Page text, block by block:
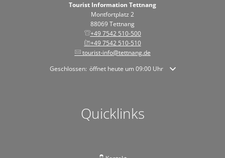
Tourist Information Tettnang
Montfortplatz 2
88069 Tettnang
+49 7542 510-500
+49 7542 510-510
tourist-info@tettnang.de
Klicken, um weitere Öffnungs- oder Schließzeiten
Geschlossen: öffnet heute um 09:00 Uhr
Quicklinks